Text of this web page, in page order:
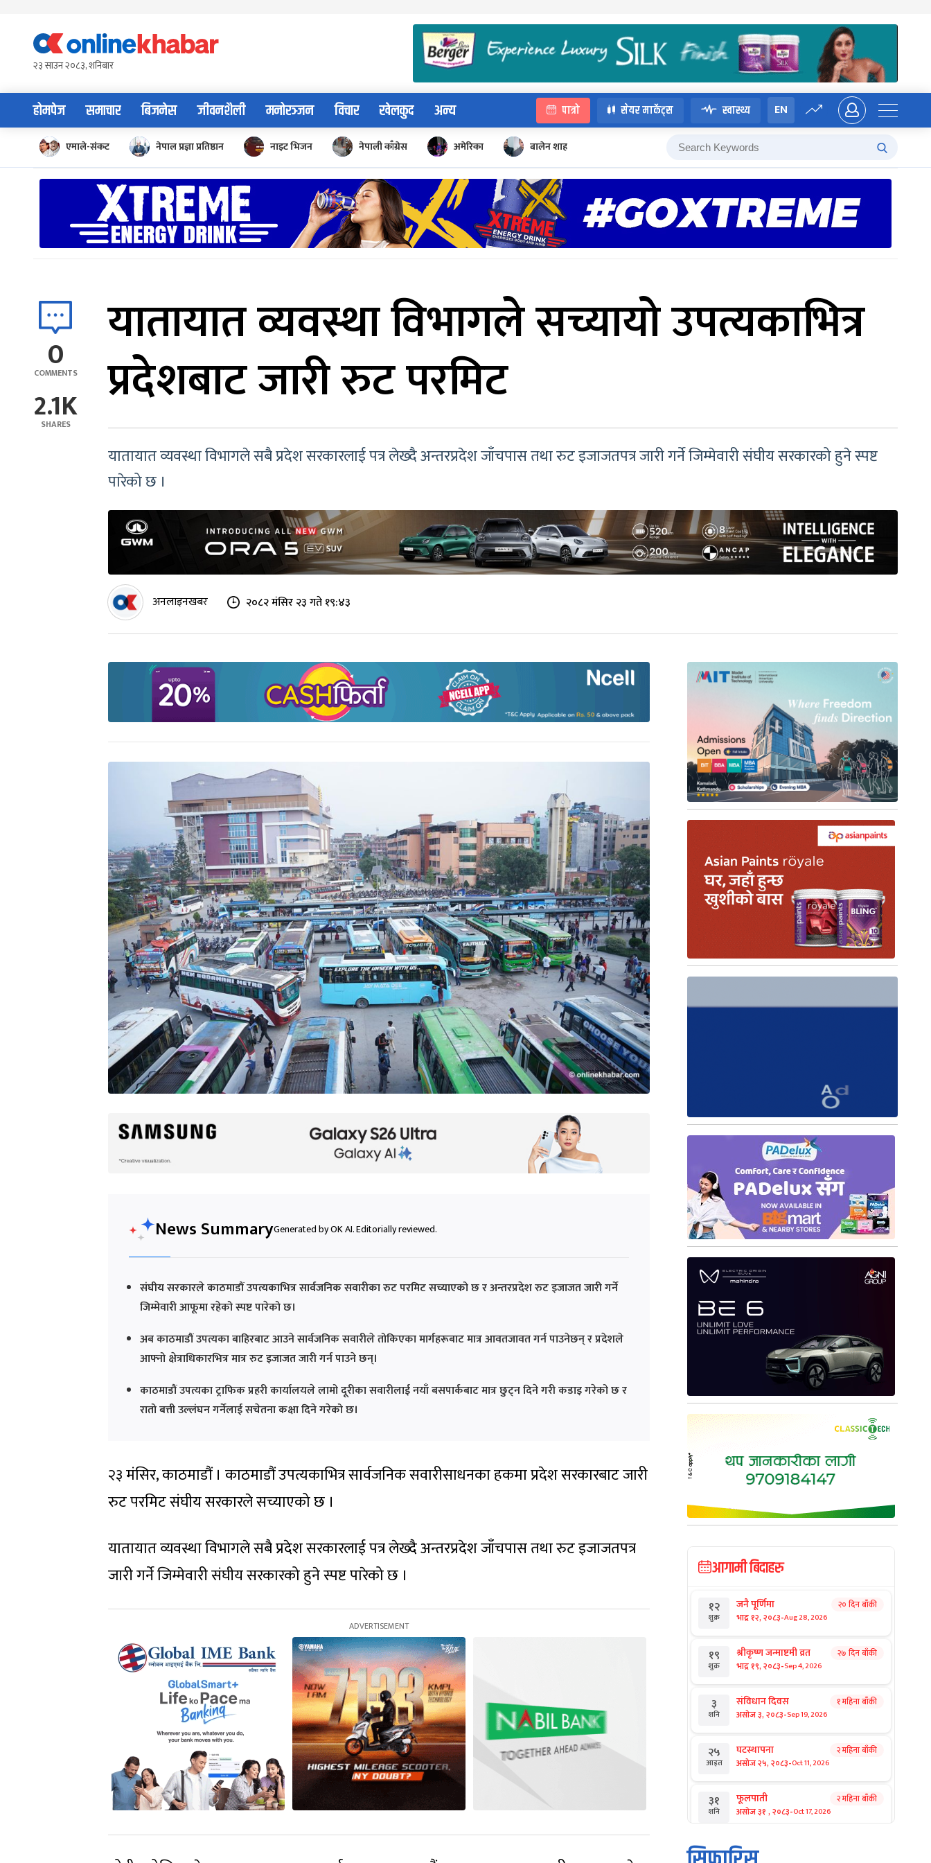
content२३ साउन २०८३, शनिबार
होमपेज समाचार बिजनेस जीवनशैली मनोरञ्जन विचार खेलकुद अन्य पात्रो सेयर मार्केट्स स्वास्थ्य EN
एमाले-संकट नेपाल प्रज्ञा प्रतिष्ठान नाइट भिजन नेपाली काँग्रेस अमेरिका बालेन शाह
0
COMMENTS
2.1K
SHARES
यातायात व्यवस्था विभागले सच्यायो उपत्यकाभित्र
प्रदेशबाट जारी रुट परमिट
यातायात व्यवस्था विभागले सबै प्रदेश सरकारलाई पत्र लेख्दै अन्तरप्रदेश जाँचपास तथा रुट इजाजतपत्र जारी गर्ने जिम्मेवारी संघीय सरकारको हुने स्पष्ट
पारेको छ ।
अनलाइनखबर २०८२ मंसिर २३ गते १९:४३
News SummaryGenerated by OK AI. Editorially reviewed.
संघीय सरकारले काठमाडौं उपत्यकाभित्र सार्वजनिक सवारीका रुट परमिट सच्याएको छ र अन्तरप्रदेश रुट इजाजत जारी गर्ने
जिम्मेवारी आफूमा रहेको स्पष्ट पारेको छ।
अब काठमाडौं उपत्यका बाहिरबाट आउने सार्वजनिक सवारीले तोकिएका मार्गहरूबाट मात्र आवतजावत गर्न पाउनेछन् र प्रदेशले
आफ्नो क्षेत्राधिकारभित्र मात्र रुट इजाजत जारी गर्न पाउने छन्।
काठमाडौं उपत्यका ट्राफिक प्रहरी कार्यालयले लामो दूरीका सवारीलाई नयाँ बसपार्कबाट मात्र छुट्न दिने गरी कडाइ गरेको छ र
रातो बत्ती उल्लंघन गर्नेलाई सचेतना कक्षा दिने गरेको छ।
२३ मंसिर, काठमाडौं । काठमाडौं उपत्यकाभित्र सार्वजनिक सवारीसाधनका हकमा प्रदेश सरकारबाट जारी
रुट परमिट संघीय सरकारले सच्याएको छ ।
यातायात व्यवस्था विभागले सबै प्रदेश सरकारलाई पत्र लेख्दै अन्तरप्रदेश जाँचपास तथा रुट इजाजतपत्र
जारी गर्ने जिम्मेवारी संघीय सरकारको हुने स्पष्ट पारेको छ ।
आगामी बिदाहरु
१२
शुक्र
जनै पूर्णिमा
भाद्र १२, २०८३-Aug 28, 2026
२० दिन बाँकी
१९
शुक्र
श्रीकृष्ण जन्माष्टमी व्रत
भाद्र १९, २०८३-Sep 4, 2026
२७ दिन बाँकी
३
शनि
संविधान दिवस
असोज ३, २०८३-Sep 19, 2026
१ महिना बाँकी
२५
आइत
घटस्थापना
असोज २५, २०८३-Oct 11, 2026
२ महिना बाँकी
३१
शनि
फूलपाती
असोज ३१ , २०८३-Oct 17, 2026
२ महिना बाँकी
१ कार्तिक सङ्क्रान्ति